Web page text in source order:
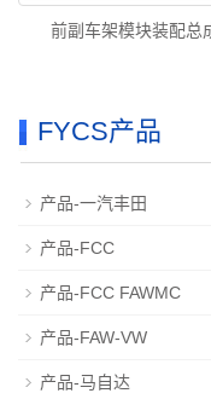
前副车架模块装配总
FYCS产品
产品-一汽丰田
产品-FCC
产品-FCC FAWMC
产品-FAW-VW
产品-马自达